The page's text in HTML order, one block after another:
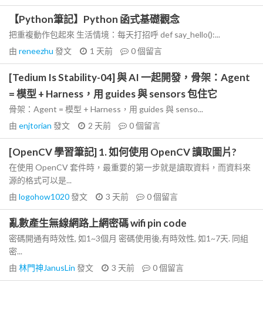
【Python筆記】Python 函式基礎觀念
把重複動作包起來 生活情境：每天打招呼 def say_hello():...
由 reneezhu 發文 1 天前 0個留言
[Tedium Is Stability-04] 與 AI 一起開發，骨架：Agent
= 模型 + Harness，用 guides 與 sensors 包住它
骨架：Agent = 模型 + Harness，用 guides 與 senso...
由 enjtorian 發文 2 天前 0個留言
[OpenCV 學習筆記] 1. 如何使用 OpenCV 讀取圖片?
在使用 OpenCV 套件時，最重要的第一步就是讀取資料，而資料來
源的格式可以是...
由 logohow1020發文 3 天前 0個留言
亂數產生無線網路上網密碼 wifi pin code
密碼開通有時效性, 如1~3個月 密碼使用後,有時效性, 如1~7天. 同組
密...
由 林門神JanusLin 發文 3 天前 0個留言